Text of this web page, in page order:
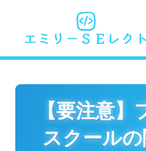
content
【要注意
スクール